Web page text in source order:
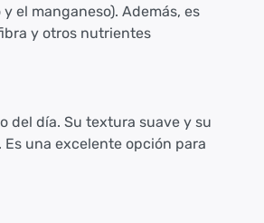
el manganeso). Además, es
y otros nutrientes
del día. Su textura suave y su
una excelente opción para